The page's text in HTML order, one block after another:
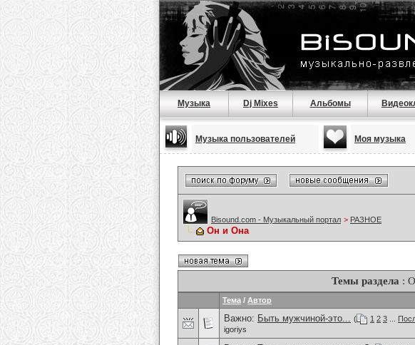
Музыка Dj Mixes Альбомы
Музыка пользователей Моя музыка
Bisound.com - Музыкальный портал > РАЗНОЕ
Он и Она
Темы раздела :
Тема / Автор
Важно: Быть мужчиной-это... ( 1 2 3
igoriys